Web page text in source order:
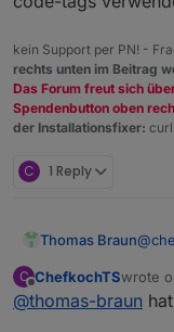
Was
Gruß
Mod-
kein Support per PN! -
rechts unten im Beitrag
Das Forum freut sich
Spendenbutton oben
der Installationsfixer:
C 1 Reply
Thomas Braun@
C
Offline
ChefkochTSwrote
last
@thomas-braun